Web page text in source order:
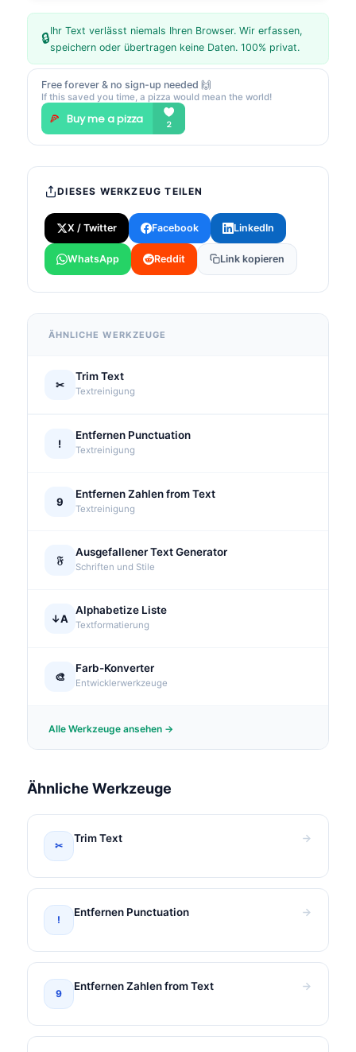
🔒Ihr Text verlässt niemals Ihren Browser. Wir erfassen,
speichern oder übertragen keine Daten. 100% privat.
Free forever & no sign-up needed 🙌
If this saved you time, a pizza would mean the world!
DIESES WERKZEUG TEILEN
X / Twitter Facebook LinkedIn
WhatsApp Reddit Link kopieren
ÄHNLICHE WERKZEUGE
✂
Trim Text
Textreinigung
!
Entfernen Punctuation
Textreinigung
9
Entfernen Zahlen from Text
Textreinigung
𝔉
Ausgefallener Text Generator
Schriften und Stile
↓A
Alphabetize Liste
Textformatierung
🎨
Farb-Konverter
Entwicklerwerkzeuge
Alle Werkzeuge ansehen →
Ähnliche Werkzeuge
✂
Trim Text
!
Entfernen Punctuation
9
Entfernen Zahlen from Text